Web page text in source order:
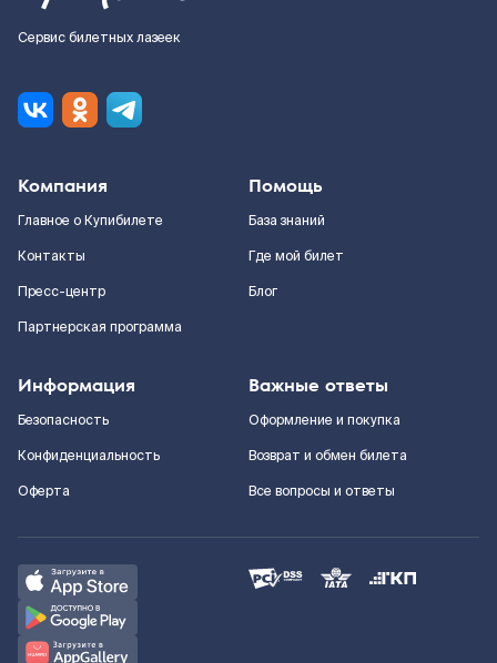
Сервис билетных лазеек
Компания
Главное о Купибилете
Контакты
Пресс-центр
Партнерская программа
Помощь
База знаний
Где мой билет
Блог
Информация
Безопасность
Конфиденциальность
Оферта
Важные ответы
Оформление и покупка
Возврат и обмен билета
Все вопросы и ответы